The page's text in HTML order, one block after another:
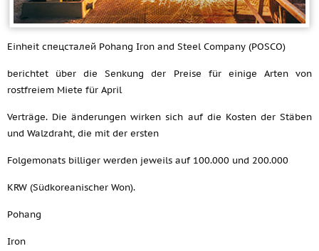
Einheit спецсталей Pohang Iron and Steel Company (POSCO)
berichtet über die Senkung der Preise für einige Arten von
rostfreiem Miete für April
Verträge. Die änderungen wirken sich auf die Kosten der Stäben
und Walzdraht, die mit der ersten
Folgemonats billiger werden jeweils auf 100.000 und 200.000
KRW (Südkoreanischer Won).
Pohang
Iron